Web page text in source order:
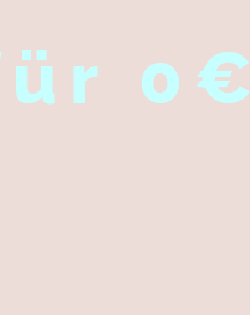
0€